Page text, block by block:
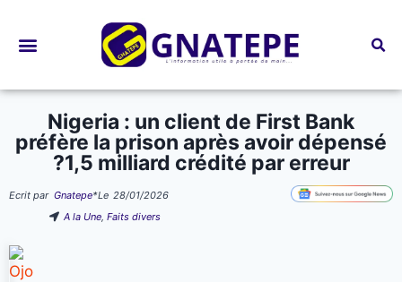
Nigeria : un client de First Bank
préfère la prison après avoir dépensé
?1,5 milliard crédité par erreur
Ecrit par Gnatepe*Le 28/01/2026
A la Une,Faits divers